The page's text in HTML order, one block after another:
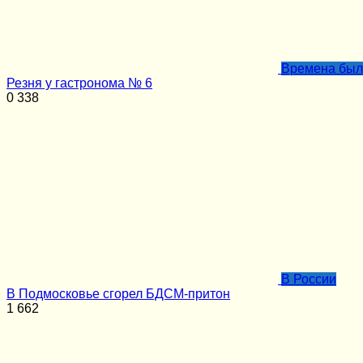
Времена
Резня у гастронома № 6
0 338
В России
В Подмосковье сгорел БДСМ-притон
1 662